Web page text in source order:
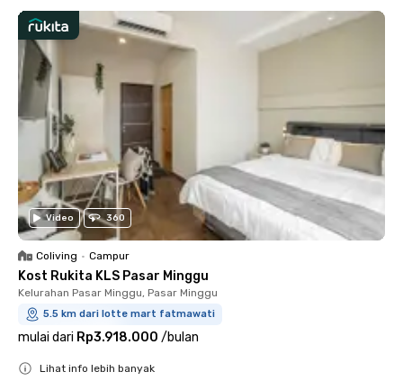
Video 360
Coliving • Campur
Kost Rukita KLS Pasar Minggu
Kelurahan Pasar Minggu, Pasar Minggu
5.5 km dari lotte mart fatmawati
mulai dari Rp3.918.000 /bulan
Lihat info lebih banyak